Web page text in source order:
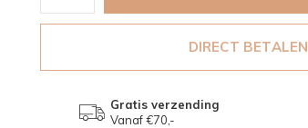
DIRECT BETALEN
Gratis verzending
Vanaf €70,-